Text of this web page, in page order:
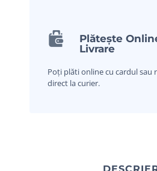
Plătește
Livrare
Poți plăti online cu cardul sau
direct la curier.